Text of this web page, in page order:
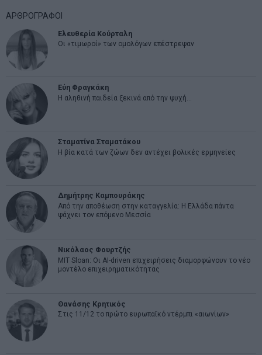
ΑΡΘΡΟΓΡΑΦΟΙ
Ελευθερία Κούρταλη
Οι «τιμωροί» των ομολόγων επέστρεψαν
Εύη Φραγκάκη
Η αληθινή παιδεία ξεκινά από την ψυχή…
Σταματίνα Σταματάκου
Η βία κατά των ζώων δεν αντέχει βολικές ερμηνείες
Δημήτρης Καμπουράκης
Από την αποθέωση στην καταγγελία: Η Ελλάδα πάντα
ψάχνει τον επόμενο Μεσσία
Νικόλαος Φουρτζής
MIT Sloan: Οι AI-driven επιχειρήσεις διαμορφώνουν το νέο
μοντέλο επιχειρηματικότητας
Θανάσης Κρητικός
Στις 11/12 το πρώτο ευρωπαϊκό ντέρμπι «αιωνίων»